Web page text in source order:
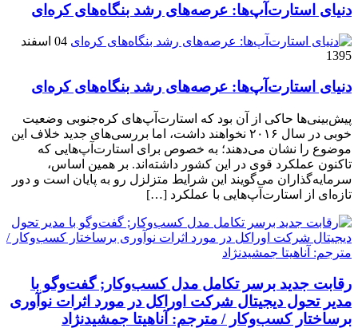
دنیای استارت‌آپ‌ها: عرصه‌های رشد بنگاه‌های کره‌ای‌
04 اسفند
1395
دنیای استارت‌آپ‌ها: عرصه‌های رشد بنگاه‌های کره‌ای‌
پیش‌بینی‌ها حاکی از آن بود که استارت‌آپ‌های کره‌جنوبی وضعیت
خوبی در سال ۲۰۱۶ نخواهند داشت، اما بررسی‌های جدید خلاف این
موضوع را نشان می‌دهند؛ به خصوص برای استارت‌آپ‌هایی که
تاکنون عملکرد قوی در این کشور داشته‌اند. بر همین اساس،
سرمایه‌گذاران می‌گویند این شرایط متزلزل رو به پایان است و دور
تازه‌ای از استارت‌آپ‌هایی با عملکرد […]
رقابت جدید برسر تکامل مدل کسب‌و‌کار; گفت‌وگو با
مدیر تحول دیجیتال شرکت اوراکل در مورد اثرات نوآوری
برساختار کسب‌وکار / مترجم: آناهیتا جمشیدنژاد